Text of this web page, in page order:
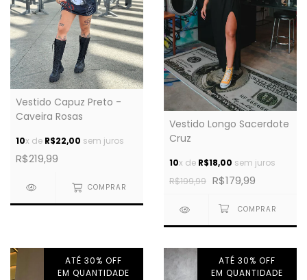
Vestido Capuz Preto -
Caveira Rosas
10x de R$22,00 sem juros
R$219,99
COMPRAR
Vestido Longo Sacerdote
Cruz
10x de R$18,00 sem juros
R$199,99 R$179,99
ATÉ 30% OFF
EM QUANTIDADE
ATÉ 30% OFF
EM QUANTIDADE